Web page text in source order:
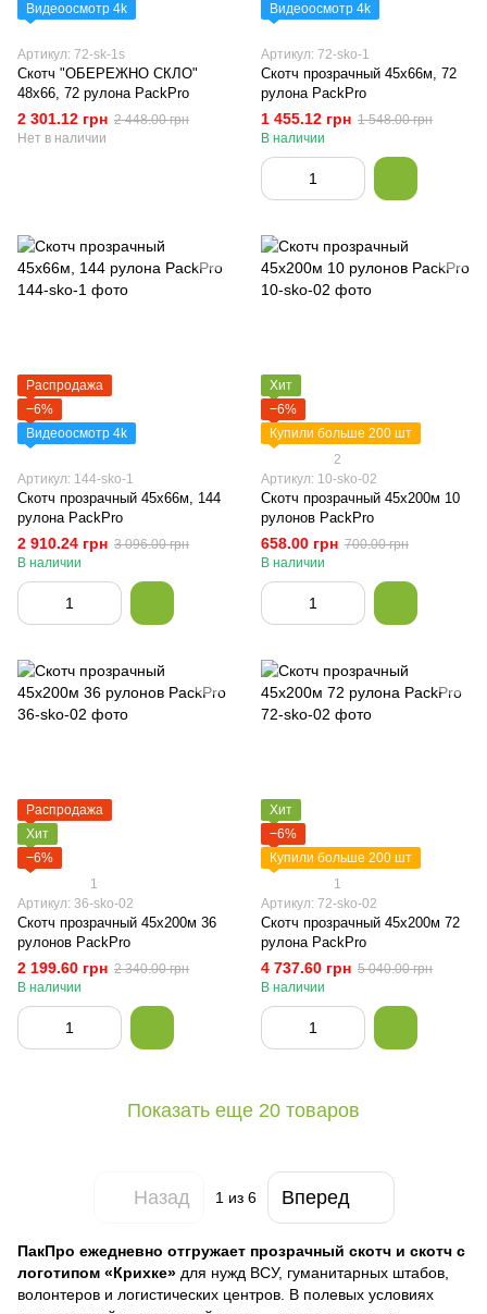
Видеоосмотр 4k
Артикул: 72-sk-1s
Скотч "ОБЕРЕЖНО СКЛО"
48х66, 72 рулона PackPro
2 301.12 грн 2 448.00 грн
Нет в наличии
Видеоосмотр 4k
Артикул: 72-sko-1
Скотч прозрачный 45х66м, 72
рулона PackPro
1 455.12 грн 1 548.00 грн
В наличии
Распродажа
−6%
Видеоосмотр 4k
Артикул: 144-sko-1
Скотч прозрачный 45х66м, 144
рулона PackPro
2 910.24 грн 3 096.00 грн
В наличии
Хит
−6%
Купили больше 200 шт
2
Артикул: 10-sko-02
Скотч прозрачный 45х200м 10
рулонов PackPro
658.00 грн 700.00 грн
В наличии
Распродажа
Хит
−6%
1
Артикул: 36-sko-02
Скотч прозрачный 45х200м 36
рулонов PackPro
2 199.60 грн 2 340.00 грн
В наличии
Хит
−6%
Купили больше 200 шт
1
Артикул: 72-sko-02
Скотч прозрачный 45х200м 72
рулона PackPro
4 737.60 грн 5 040.00 грн
В наличии
Показать еще 20 товаров
Назад 1 из 6 Вперед
ПакПро ежедневно отгружает прозрачный скотч и скотч с
логотипом «Крихке» для нужд ВСУ, гуманитарных штабов,
волонтеров и логистических центров. В полевых условиях